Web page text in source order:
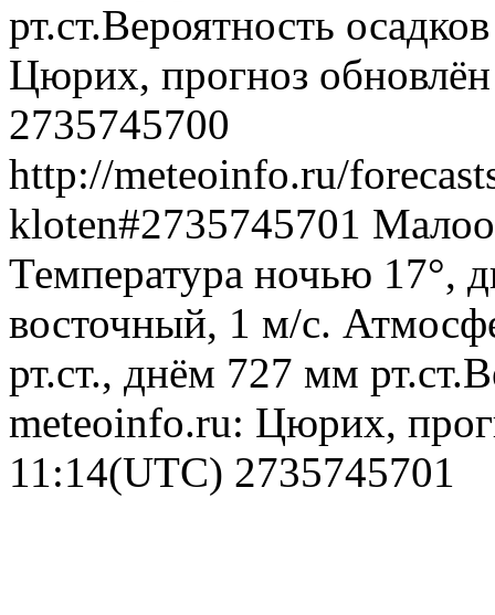
рт.ст.Вероятность
Цюрих, прогноз
2735745700
http://meteoinfo.ru/
kloten#2735745701
Температура ночью 17°,
восточный, 1 м/с.
рт.ст., днём 727 мм
meteoinfo.ru: Цюрих,
11:14(UTC) 2735745701